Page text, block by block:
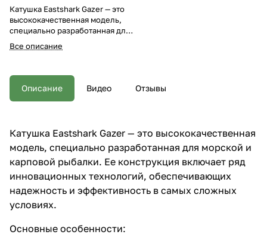
Катушка Eastshark Gazer — это
высококачественная модель,
специально разработанная для
морской и карповой рыбалки.
Ее конструкция включает ряд
обеспечивающих надежность и
эффективность в самых
сложных условиях. Основные
обеспечивает долговечность и
устойчивость к коррозии, что
особенно важно при
использовании в соленой воде.
Точная настройка фрикциона.
Длинный фрикцион с
эргономичной регулировкой
позволяет рыболову точно
контролировать нагрузку на
леску, обеспечивая уверенное
Все описание
Описание Видео Отзывы
Катушка Eastshark Gazer — это высококачественная
модель, специально разработанная для морской и
карповой рыбалки. Ее конструкция включает ряд
инновационных технологий, обеспечивающих
надежность и эффективность в самых сложных
условиях.
Основные особенности: